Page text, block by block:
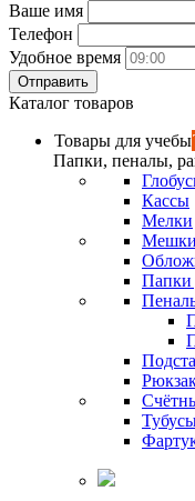
Ваше имя
Телефон
Удобное время
Отправить
Каталог товаров
Товары для учебы
Папки, пеналы,
Кассы
Мелки
Мешки
Папки